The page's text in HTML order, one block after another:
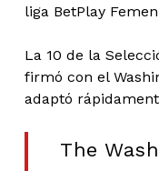
liga BetPlay
La 10 de la
firmó con el
adaptó
The